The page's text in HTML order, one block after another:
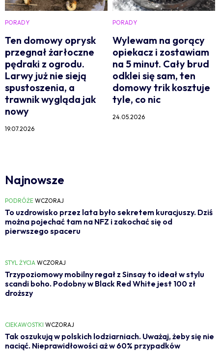
PORADY
Ten domowy oprysk
przegnał żarłoczne
pędraki z ogrodu.
Larwy już nie sieją
spustoszenia, a
trawnik wygląda jak
nowy
19.07.2026
PORADY
Wylewam na gorący
opiekacz i zostawiam
na 5 minut. Cały brud
odklei się sam, ten
domowy trik kosztuje
tyle, co nic
24.05.2026
Najnowsze
PODRÓŻE WCZORAJ
To uzdrowisko przez lata było sekretem kuracjuszy. Dziś
można pojechać tam na NFZ i zakochać się od
pierwszego spaceru
STYL ŻYCIA WCZORAJ
Trzypoziomowy mobilny regał z Sinsay to ideał w stylu
scandi boho. Podobny w Black Red White jest 100 zł
droższy
CIEKAWOSTKI WCZORAJ
Tak oszukują w polskich lodziarniach. Uważaj, żeby się nie
naciąć. Nieprawidłowości aż w 60% przypadków